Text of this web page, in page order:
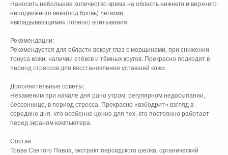
Наносить небольшое количество крема на область нижнего и верхнего
неподвижного века(под бровь) лёгкими
«вкладывающими» полного впитывания.
Рекомендации:
Рекомендуется для области вокруг глаз с морщинами, при снижении
тонуса кожи, наличии отёков и тёмных кругов. Прекрасно подходит в
период стрессов для восстановления уставшей кожи.
Дополнительные советы:
Незаменим при начале дня рано утром, регулярном недосыпании,
бессоннице, в период стресса. Прекрасно «взбодрит» взгляд в
середине дня, что особенно ценно для тех, кто постоянно работает
перед экраном компьютера.
Состав:
Трава Святого Павла, экстракт персидского шелка, органический